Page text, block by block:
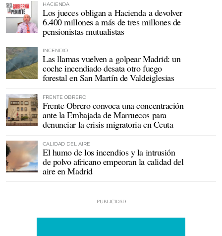
HACIENDA
Los jueces obligan a Hacienda a devolver
6.400 millones a más de tres millones de
pensionistas mutualistas
INCENDIO
Las llamas vuelven a golpear Madrid: un
coche incendiado desata otro fuego
forestal en San Martín de Valdeiglesias
FRENTE OBRERO
Frente Obrero convoca una concentración
ante la Embajada de Marruecos para
denunciar la crisis migratoria en Ceuta
CALIDAD DEL AIRE
El humo de los incendios y la intrusión
de polvo africano empeoran la calidad del
aire en Madrid